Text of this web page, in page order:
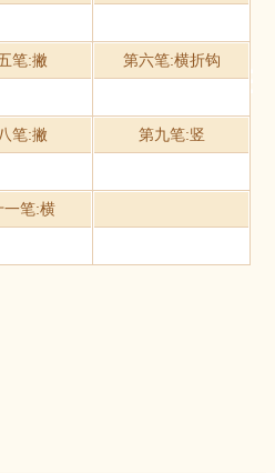
笔:撇 第六笔:横折钩
笔:撇 第九笔:竖
一笔:横